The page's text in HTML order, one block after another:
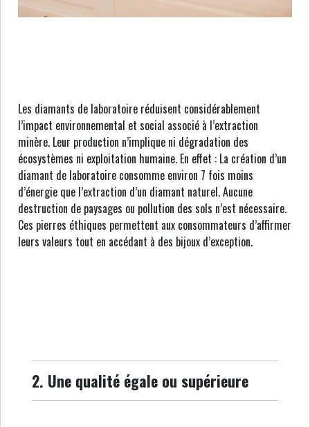
Les diamants de laboratoire réduisent considérablement
l’impact environnemental et social associé à l’extraction
minère. Leur production n’implique ni dégradation des
écosystèmes ni exploitation humaine. En effet : La création d’un
diamant de laboratoire consomme environ 7 fois moins
d’énergie que l’extraction d’un diamant naturel. Aucune
destruction de paysages ou pollution des sols n’est nécessaire.
Ces pierres éthiques permettent aux consommateurs d’affirmer
leurs valeurs tout en accédant à des bijoux d’exception.
2. Une qualité égale ou supérieure